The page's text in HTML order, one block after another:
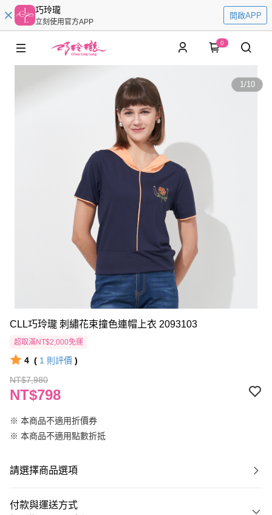
巧玲瓏
立刻使用官方APP
開啟APP
0
1/10
CLL巧玲瓏 刺繡花束撞色連帽上衣 2093103
超取滿NT$2,000免運
4 ( 1 則評價 )
NT$7,980
NT$798
※ 本商品不適用折價券
※ 本商品不適用點數折抵
請選擇商品選項
付款與運送方式